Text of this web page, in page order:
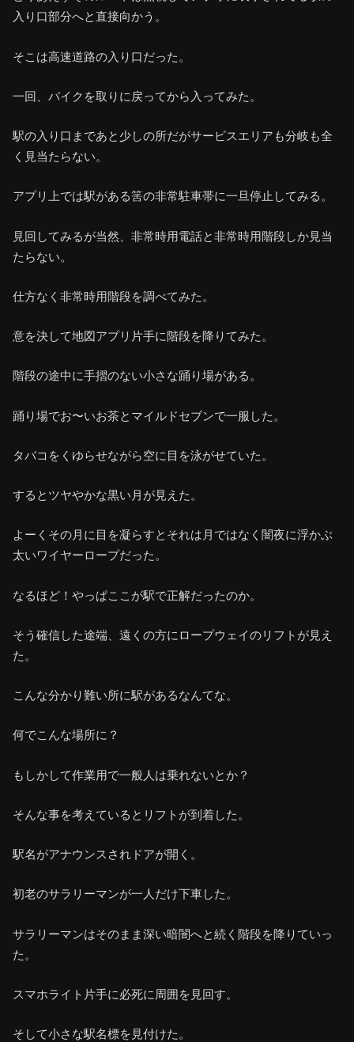
入り口部分へと直接向かう。
そこは高速道路の入り口だった。
一回、バイクを取りに戻ってから入ってみた。
駅の入り口まであと少しの所だがサービスエリアも分岐も全
く見当たらない。
アプリ上では駅がある筈の非常駐車帯に一旦停止してみる。
見回してみるが当然、非常時用電話と非常時用階段しか見当
たらない。
仕方なく非常時用階段を調べてみた。
意を決して地図アプリ片手に階段を降りてみた。
階段の途中に手摺のない小さな踊り場がある。
踊り場でお〜いお茶とマイルドセブンで一服した。
タバコをくゆらせながら空に目を泳がせていた。
するとツヤやかな黒い月が見えた。
よーくその月に目を凝らすとそれは月ではなく闇夜に浮かぶ
太いワイヤーロープだった。
なるほど！やっぱここが駅で正解だったのか。
そう確信した途端、遠くの方にロープウェイのリフトが見え
た。
こんな分かり難い所に駅があるなんてな。
何でこんな場所に？
もしかして作業用で一般人は乗れないとか？
そんな事を考えているとリフトが到着した。
駅名がアナウンスされドアが開く。
初老のサラリーマンが一人だけ下車した。
サラリーマンはそのまま深い暗闇へと続く階段を降りていっ
た。
スマホライト片手に必死に周囲を見回す。
そして小さな駅名標を見付けた。